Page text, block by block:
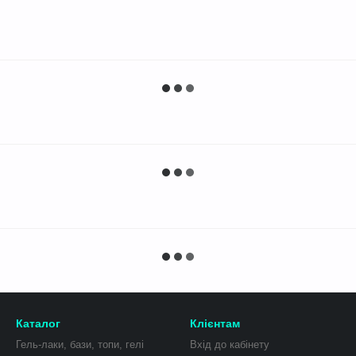
Каталог
Гель-лаки, бази, топи, гелі
Клієнтам
Вхід до кабінету